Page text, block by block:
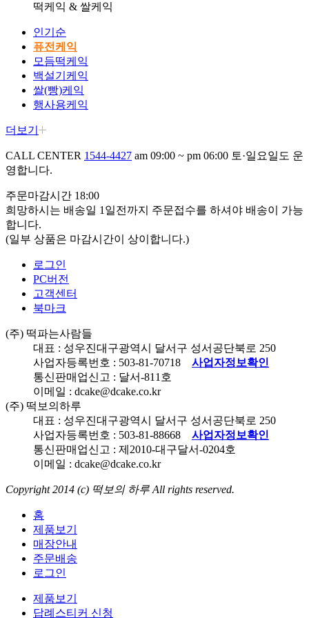
떡케익 & 쌀케익
인기순
퓨전케익
모듬떡케익
백설기케익
쌀(빵)케익
행사용케익
더보기
CALL CENTER 1544-4427 am 09:00 ~ pm 06:00 토·일요일도 운
영합니다.
주문마감시간 18:00
희망하시는 배송일 1일전까지 주문접수를 하셔야 배송이 가능
합니다.
(일부 상품은 마감시간이 상이합니다.)
로그인
PC버전
고객센터
북마크
(주) 떡파는사람들
대표 : 성우진대구광역시 달서구 성서공단북로 250
사업자등록번호 : 503-81-70718
사업자정보확인
통신판매업신고 : 달서-811호
이메일 : dcake@dcake.co.kr
(주) 떡보의하루
대표 : 성우진대구광역시 달서구 성서공단북로 250
사업자등록번호 : 503-81-88668
사업자정보확인
통신판매업신고 : 제 2010-대구달서-0204호
이메일 : dcake@dcake.co.kr
Copyright 2014 (c) 떡보의 하루All rights reserved.
홈
제품보기
매장안내
주문배송
로그인
제품보기
답례스티커 신청